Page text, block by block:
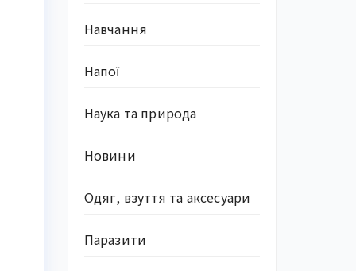
Навчання
Напої
Наука та природа
Новини
Одяг, взуття та аксесуари
Паразити